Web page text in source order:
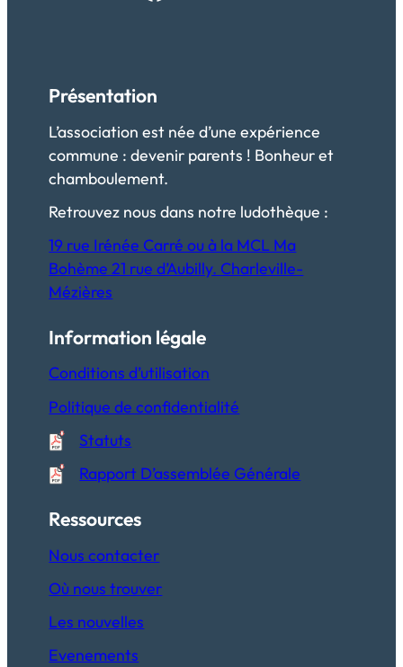
Présentation
L’association est née d’une expérience
commune : devenir parents ! Bonheur et
chamboulement.
Retrouvez nous dans notre ludothèque :
19 rue Irénée Carré ou à la MCL Ma
Bohème 21 rue d’Aubilly. Charleville-
Mézières
Information légale
Conditions d’utilisation
Politique de confidentialité
Statuts
Rapport D’assemblée Générale
Ressources
Nous contacter
Où nous trouver
Les nouvelles
Evenements